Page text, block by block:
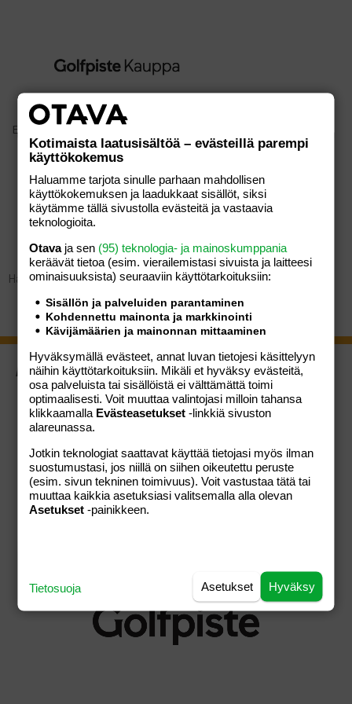
Etusivu / Yrityksille
YRITYKSILLE
Hakusi ei tuottanut tuloksia.
Muokkaa evästeasetuksia
KAUPAN EHDOT
Verkkokaupan ehdot
Otavamedian yleiset ehdot
ASIAKASPALVELU
Usein kysytyt kysymykset
Palautusoikeus
Kotimaista laatusisältöä – evästeillä parempi
käyttökokemus
Haluamme tarjota sinulle parhaan mahdollisen
käyttökokemuksen ja laadukkaat sisällöt, siksi
käytämme tällä sivustolla evästeitä ja vastaavia
teknologioita.
Otavaja sen (95) teknologia- ja mainoskumppania
keräävät tietoa (esim. vierailemis­tasi sivuista ja laitteesi
ominaisuuk­sista) seuraaviin käyttötarkoituksiin:
Sisällön ja palveluiden parantaminen
Kohdennettu mainonta ja markkinointi
Kävijämäärien ja mainonnan mittaaminen
Hyväksymällä evästeet, annat luvan tietojesi käsittelyyn
näihin käyttötarkoituksiin. Mikäli et hyväksy evästeitä,
osa palveluista tai sisällöistä ei välttämättä toimi
optimaalisesti. Voit muuttaa valintojasi milloin tahansa
klikkaamalla Evästeasetukset -linkkiä sivuston
alareunassa.
Jotkin teknologiat saattavat käyttää tietojasi myös ilman
suostumustasi, jos niillä on siihen oikeutettu peruste
(esim. sivun tekninen toimivuus). Voit vastustaa tätä tai
muuttaa kaikkia asetuksiasi valitsemalla alla olevan
Asetukset -painikkeen.
Hyväksy
Asetukset
Tietosuoja